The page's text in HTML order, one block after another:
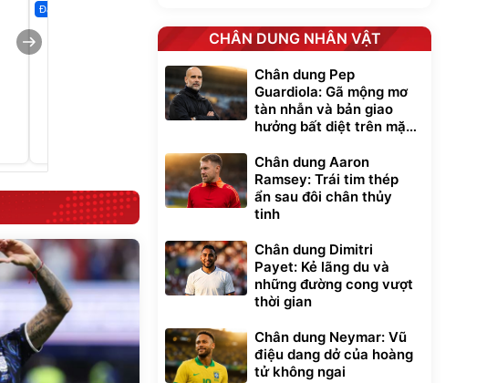
Đã bán nhiều
cao cấp, tráng
nhôm 03 lớp
392.000đ
325.000đ
lực G-Force C14
gấp gọn bỏ cốp
tiện lợi
9.900.000 đ
7.092.000đ
Đang xem nhiều
CHÂN DUNG NHÂN VẬT
Chân dung Pep
Guardiola: Gã mộng mơ
tàn nhẫn và bản giao
hưởng bất diệt trên mặt
Chân dung Aaron
Ramsey: Trái tim thép
ẩn sau đôi chân thủy
tinh
Chân dung Dimitri
Payet: Kẻ lãng du và
những đường cong vượt
thời gian
Chân dung Neymar: Vũ
điệu dang dở của hoàng
tử không ngai